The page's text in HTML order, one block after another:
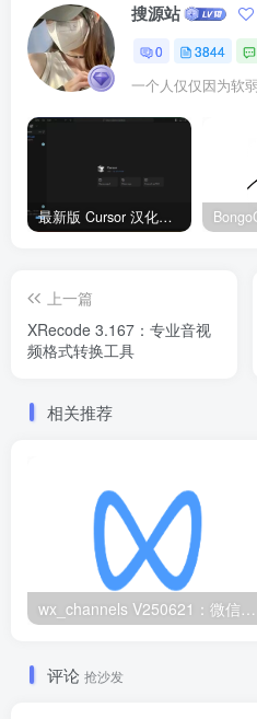
搜源站
0 3844
最新版 Cursor 汉化设置中文教程（两种简单方法，附中文语言包下载）
上一篇
XRecode 3.167：专业音视
频格式转换工具
相关推荐
wx_channels V250621：微信视频号下载工具|支持Win/macOS
评论 抢沙发